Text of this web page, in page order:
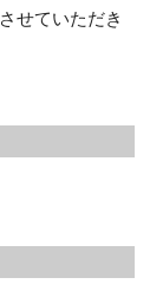
せていただき